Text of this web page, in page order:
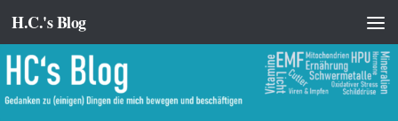
Zum Inhalt springen
H.C.'s Blog